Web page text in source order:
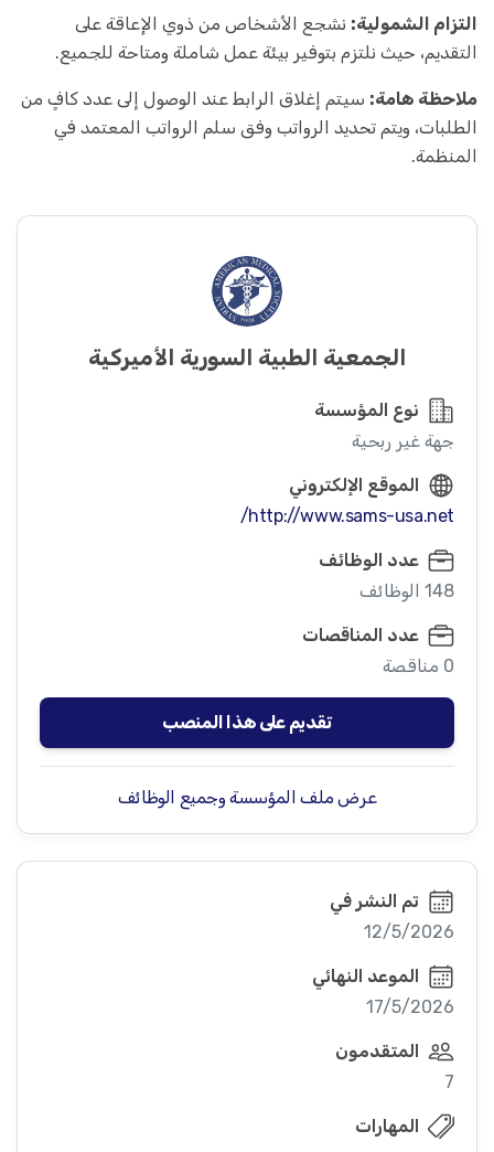
التزام الشمولية: نشجع الأشخاص من ذوي الإعاقة على
التقديم، حيث نلتزم بتوفير بيئة عمل شاملة ومتاحة للجميع.
ملاحظة هامة: سيتم إغلاق الرابط عند الوصول إلى عدد كافٍ من
الطلبات، ويتم تحديد الرواتب وفق سلم الرواتب المعتمد في
المنظمة.
الجمعية الطبية السورية الأميركية
نوع المؤسسة
جهة غير ربحية
الموقع الإلكتروني
http://www.sams-usa.net/
عدد الوظائف
148 الوظائف
عدد المناقصات
0 مناقصة
تقديم على هذا المنصب
عرض ملف المؤسسة وجميع الوظائف
تم النشر في
12/5/2026
الموعد النهائي
17/5/2026
المتقدمون
7
المهارات